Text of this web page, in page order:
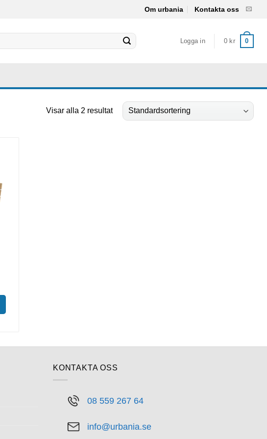
Om urbania Kontakta oss
Logga in 0 kr 0
Visar alla 2 resultat
KONTAKTA OSS
08 559 267 64
info@urbania.se